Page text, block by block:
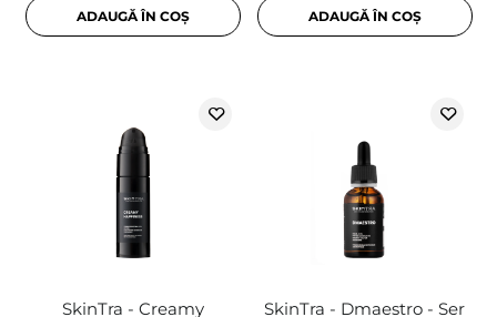
ADAUGĂ ÎN COȘ ADAUGĂ ÎN COȘ
SkinTra - Creamy SkinTra - Dmaestro - Ser